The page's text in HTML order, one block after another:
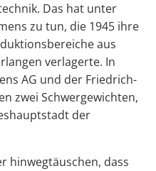
Das hat unter
zu tun, die 1945 ihre
aus
verlagerte. In
AG und der Friedrich-
zwei Schwergewichten,
der
hinwegtäuschen, dass